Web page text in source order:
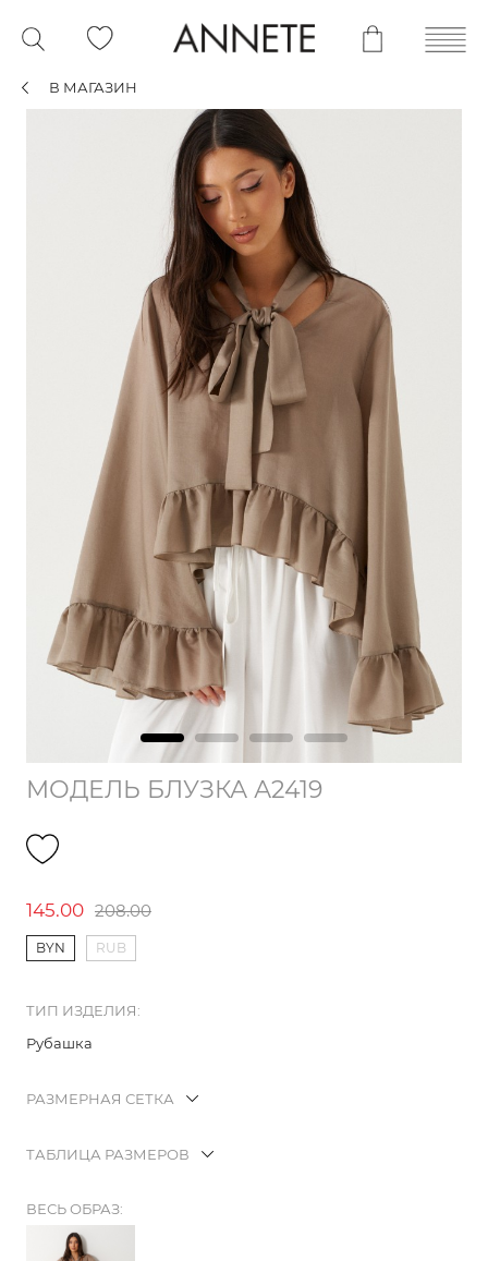
В МАГАЗИН
МОДЕЛЬ БЛУЗКА А2419
145.00 208.00
BYN RUB
ТИП ИЗДЕЛИЯ:
Рубашка
РАЗМЕРНАЯ СЕТКА
ТАБЛИЦА РАЗМЕРОВ
ВЕСЬ ОБРАЗ: